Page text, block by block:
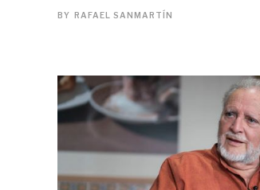
BY RAFAEL SANMARTÍN